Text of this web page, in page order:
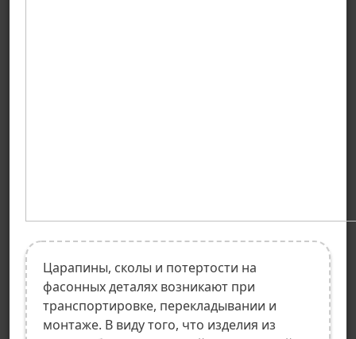
Царапины, сколы и потертости на
фасонных деталях возникают при
транспортировке, перекладывании и
монтаже. В виду того, что изделия из